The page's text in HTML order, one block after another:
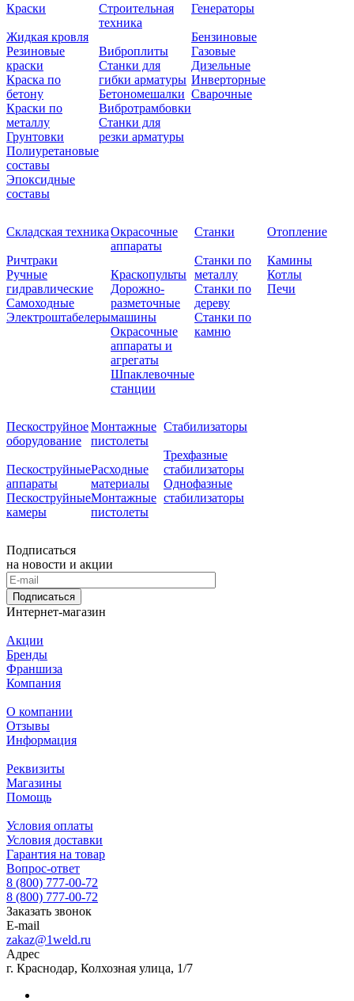
Краски
Жидкая кровля
Резиновые
краски
Краска по
бетону
Краски по
металлу
Грунтовки
Полиуретановые
составы
Эпоксидные
составы
Строительная
техника
Виброплиты
Станки для
гибки арматуры
Бетономешалки
Вибротрамбовки
Станки для
резки арматуры
Генераторы
Бензиновые
Газовые
Дизельные
Инверторные
Сварочные
Складская техника
Ричтраки
Ручные
гидравлические
Самоходные
Электроштабелеры
Окрасочные
аппараты
Краскопульты
Дорожно-
разметочные
машины
Окрасочные
аппараты и
агрегаты
Шпаклевочные
станции
Станки
Станки по
металлу
Станки по
дереву
Станки по
камню
Отопление
Камины
Котлы
Печи
Пескоструйное
оборудование
Пескоструйные
аппараты
Пескоструйные
камеры
Монтажные
пистолеты
Расходные
материалы
Монтажные
пистолеты
Стабилизаторы
Трехфазные
стабилизаторы
Однофазные
стабилизаторы
Подписаться
на новости и акции
Подписаться
Интернет-магазин
Акции
Бренды
Франшиза
Компания
О компании
Отзывы
Информация
Реквизиты
Магазины
Помощь
Условия оплаты
Условия доставки
Гарантия на товар
Вопрос-ответ
8 (800) 777-00-72
8 (800) 777-00-72
Заказать звонок
E-mail
zakaz@1weld.ru
Адрес
г. Краснодар, Колхозная улица, 1/7